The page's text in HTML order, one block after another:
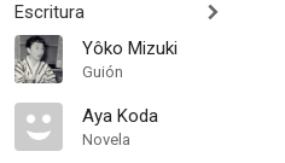
Escritura
Yôko Mizuki
Guión
Aya Koda
Novela